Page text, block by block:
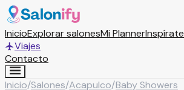
InicioExplorar salonesMi PlannerInspírate
Viajes
Contacto
Inicio/Salones/Acapulco/Baby Showers